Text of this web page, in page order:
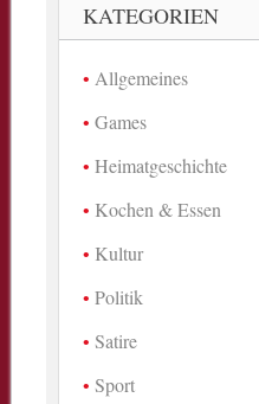
KATEGORIEN
Allgemeines
Games
Heimatgeschichte
Kochen & Essen
Kultur
Politik
Satire
Sport